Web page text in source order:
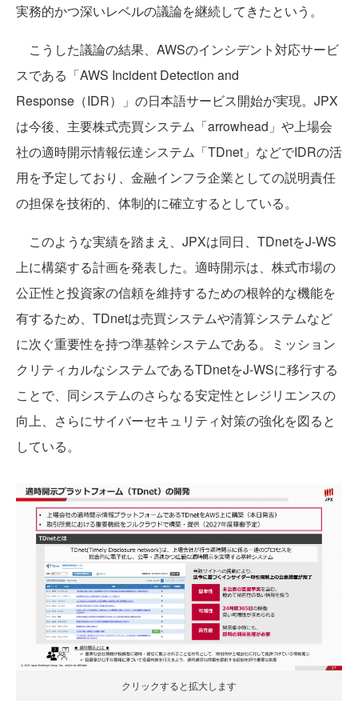
実務的かつ深いレベルの議論を継続してきたという。
こうした議論の結果、AWSのインシデント対応サービ
スである「AWS Incident Detection and
Response（IDR）」の日本語サービス開始が実現。JPX
は今後、主要株式売買システム「arrowhead」や上場会
社の適時開示情報伝達システム「TDnet」などでIDRの活
用を予定しており、金融インフラ企業としての説明責任
の担保を技術的、体制的に確立するとしている。
このような実績を踏まえ、JPXは同日、TDnetをJ-WS
上に構築する計画を発表した。適時開示は、株式市場の
公正性と投資家の信頼を維持するための根幹的な機能を
有するため、TDnetは売買システムや清算システムなど
に次ぐ重要性を持つ準基幹システムである。ミッション
クリティカルなシステムであるTDnetをJ-WSに移行する
ことで、同システムのさらなる安定性とレジリエンスの
向上、さらにサイバーセキュリティ対策の強化を図ると
している。
クリックすると拡大します